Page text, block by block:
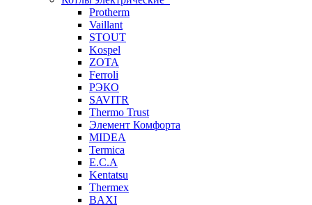
Protherm
Vaillant
STOUT
Kospel
ZOTA
Ferroli
РЭКО
SAVITR
Thermo Trust
Элемент Комфорта
MIDEA
Termica
E.C.A
Kentatsu
Thermex
BAXI